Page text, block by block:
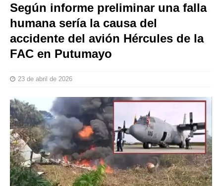
Según informe preliminar una falla
humana sería la causa del
accidente del avión Hércules de la
FAC en Putumayo
23 de abril de 2026